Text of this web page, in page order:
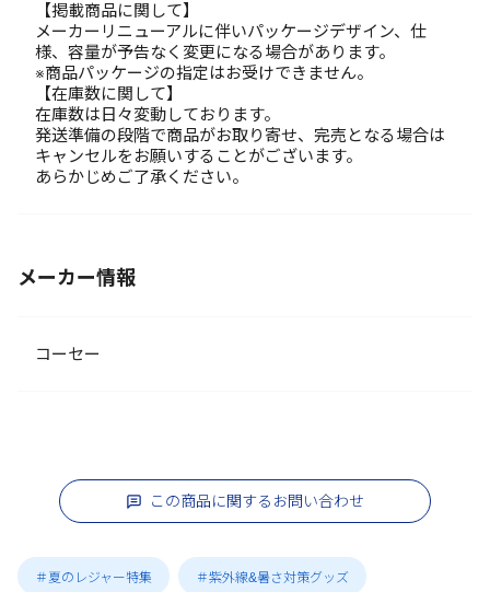
【掲載商品に関して】
メーカーリニューアルに伴いパッケージデザイン、仕
様、容量が予告なく変更になる場合があります。
※商品パッケージの指定はお受けできません。
【在庫数に関して】
在庫数は日々変動しております。
発送準備の段階で商品がお取り寄せ、完売となる場合は
キャンセルをお願いすることがございます。
あらかじめご了承ください。
メーカー情報
コーセー
この商品に関するお問い合わせ
＃夏のレジャー特集 ＃紫外線&暑さ対策グッズ